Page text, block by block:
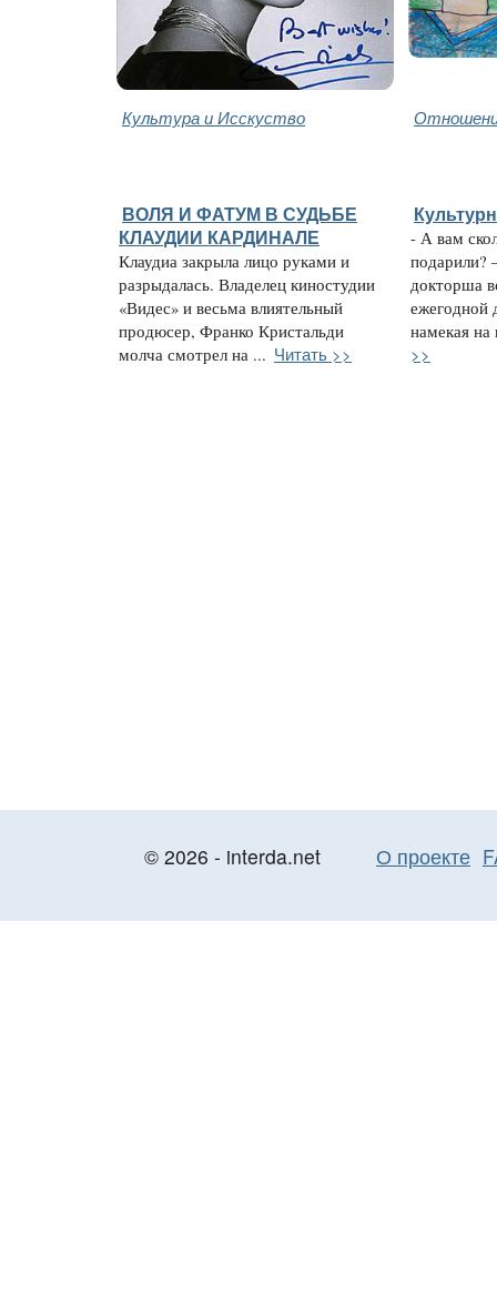
Культура и Исскуство
ВОЛЯ И ФАТУМ В СУДЬБЕ
КЛАУДИИ КАРДИНАЛЕ
Клаудиа закрыла лицо руками и
разрыдалась. Владелец киностудии
«Видес» и весьма влиятельный
продюсер, Франко Кристальди
молча смотрел на ... Читать >>
- А вам
подарили?
докторша
ежегодной
намекая
>>
© 2026 - interda.net О проекте